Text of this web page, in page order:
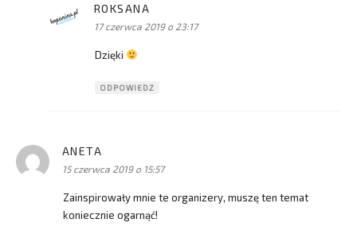
ROKSANA
17 czerwca 2019 o 23:17
Dzięki
ODPOWIEDZ
ANETA
15 czerwca 2019 o 15:57
Zainspirowały mnie te organizery, muszę ten temat
koniecznie ogarnąć!